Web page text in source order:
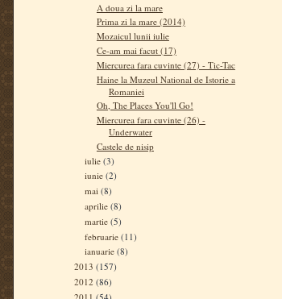
A doua zi la mare
Prima zi la mare (2014)
Mozaicul lunii iulie
Ce-am mai facut (17)
Miercurea fara cuvinte (27) - Tic-Tac
Haine la Muzeul National de Istorie a
Romaniei
Oh, The Places You'll Go!
Miercurea fara cuvinte (26) -
Underwater
Castele de nisip
iulie (3)
iunie (2)
mai (8)
aprilie (8)
martie (5)
februarie (11)
ianuarie (8)
2013 (157)
2012 (86)